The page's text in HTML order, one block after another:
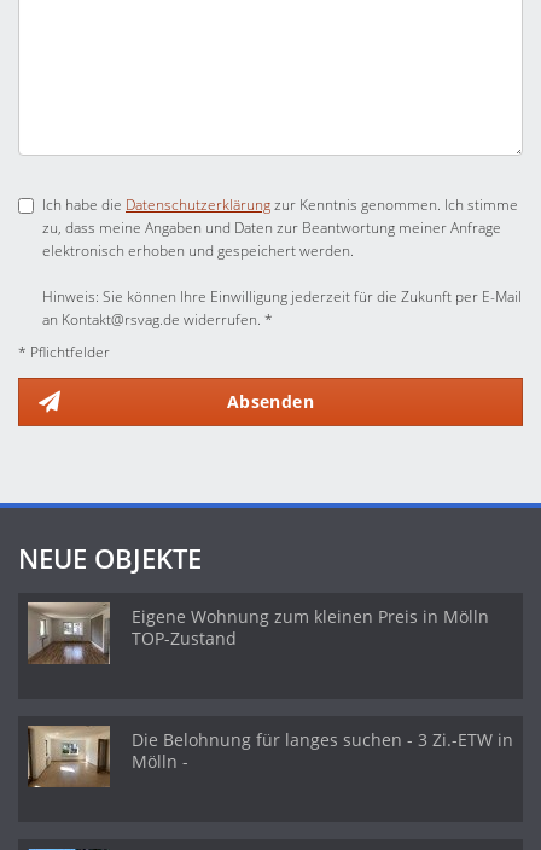
Ich habe die Datenschutzerklärungzur Kenntnis genommen. Ich stimme
zu, dass meine Angaben und Daten zur Beantwortung meiner Anfrage
elektronisch erhoben und gespeichert werden.
Hinweis: Sie können Ihre Einwilligung jederzeit für die Zukunft per E-Mail
an Kontakt@rsvag.de widerrufen. *
* Pflichtfelder
Absenden
NEUE OBJEKTE
Eigene Wohnung zum kleinen Preis in Mölln
TOP-Zustand
Die Belohnung für langes suchen - 3 Zi.-ETW in
Mölln -